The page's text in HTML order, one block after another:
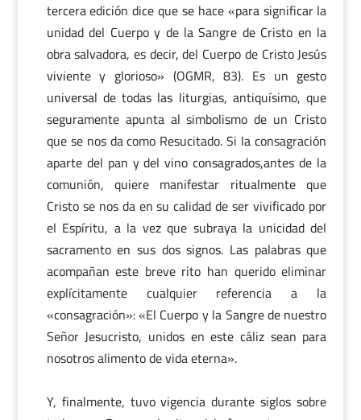
tercera edición dice que se hace «para significar la
unidad del Cuerpo y de la Sangre de Cristo en la
obra salvadora, es decir, del Cuerpo de Cristo Jesús
viviente y glorioso» (OGMR, 83). Es un gesto
universal de todas las liturgias, antiquísimo, que
seguramente apunta al simbolismo de un Cristo
que se nos da como Resucitado. Si la consagración
aparte del pan y del vino consagrados,antes de la
comunión, quiere manifestar ritualmente que
Cristo se nos da en su calidad de ser vivificado por
el Espíritu, a la vez que subraya la unicidad del
sacramento en sus dos signos. Las palabras que
acompañan este breve rito han querido eliminar
explícitamente cualquier referencia a la
«consagración»: «El Cuerpo y la Sangre de nuestro
Señor Jesucristo, unidos en este cáliz sean para
nosotros alimento de vida eterna».
Y, finalmente, tuvo vigencia durante siglos sobre